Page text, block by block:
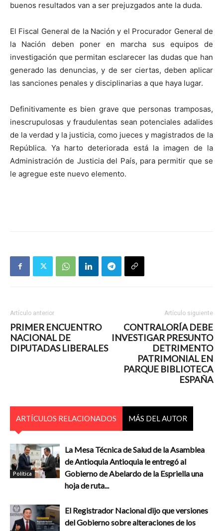
buenos resultados van a ser prejuzgados ante la duda.
El Fiscal General de la Nación y el Procurador General de
la Nación deben poner en marcha sus equipos de
investigación que permitan esclarecer las dudas que han
generado las denuncias, y de ser ciertas, deben aplicar
las sanciones penales y disciplinarias a que haya lugar.
Definitivamente es bien grave que personas tramposas,
inescrupulosas y fraudulentas sean potenciales adalides
de la verdad y la justicia, como jueces y magistrados de la
República. Ya harto deteriorada está la imagen de la
Administración de Justicia del País, para permitir que se
le agregue este nuevo elemento.
Artículo anterior
PRIMER ENCUENTRO
NACIONAL DE
DIPUTADAS LIBERALES
Artículo siguiente
CONTRALORÍA DEBE
INVESTIGAR PRESUNTO
DETRIMENTO
PATRIMONIAL EN
PARQUE BIBLIOTECA
ESPAÑA
ARTÍCULOS RELACIONADOS MÁS DEL AUTOR
Política
La Mesa Técnica de Salud de la Asamblea
de Antioquia Antioquia le entregó al
Gobierno de Abelardo de la Espriella una
hoja de ruta...
El Registrador Nacional dijo que versiones
del Gobierno sobre alteraciones de los